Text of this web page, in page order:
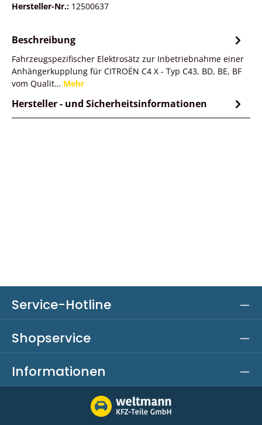
Hersteller-Nr.: 12500637
Beschreibung
Fahrzeugspezifischer Elektrosätz zur Inbetriebnahme einer
Anhängerkupplung für CITROËN C4 X - Typ C43, BD, BE, BF
vom Qualit… Mehr
Hersteller - und Sicherheitsinformationen
Service-Hotline
Shopservice
Informationen